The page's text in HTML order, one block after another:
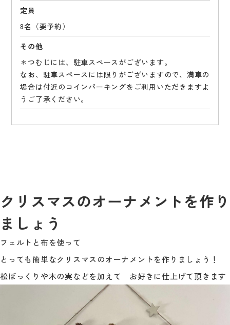
定員
8名（要予約）
その他
＊つむじには、駐車スペースがございます。
なお、駐車スペースには限りがございますので、満車の
場合は付近のコインパーキングをご利用いただきますよ
うご了承ください。
クリスマスのオーナメントを作り
ましょう
フェルトと布を使って
とっても簡単なクリスマスのオーナメントを作りましょう！
松ぼっくりや木の実などを加えて お好きに仕上げて頂きます